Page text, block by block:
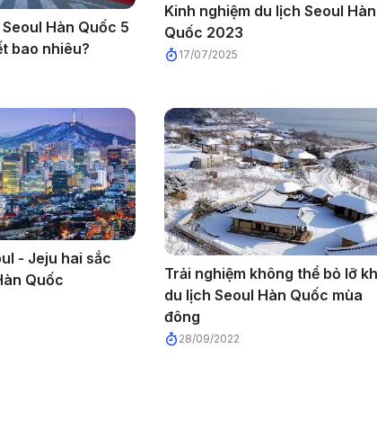
Hàn Quốc 5
bao nhiêu?
Kinh nghiệm du lịch Seoul Hàn
Quốc 2023
17/07/2025
- Jeju hai sắc
Quốc
Trải nghiệm không thể bỏ lỡ
du lịch Seoul Hàn Quốc mùa
đông
28/09/2022